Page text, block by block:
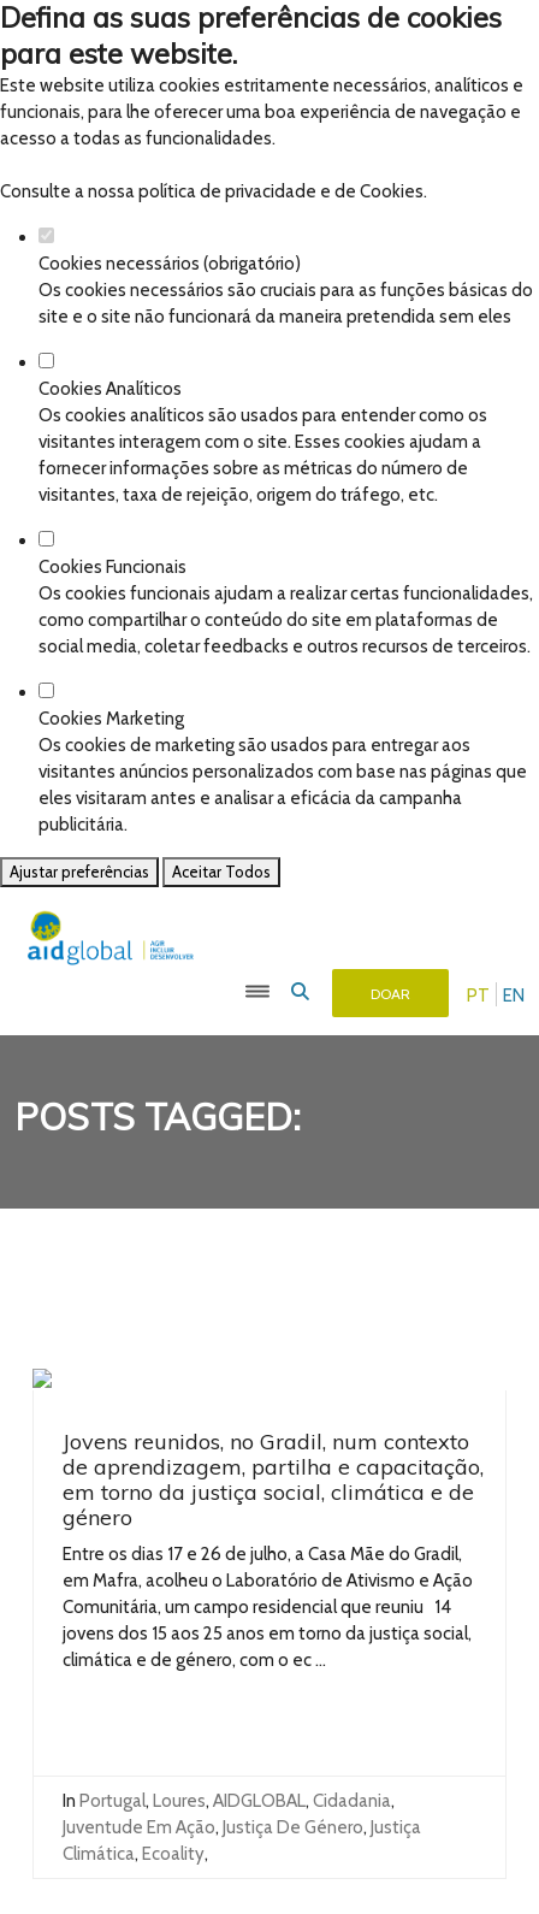
Defina as suas preferências de cookies
para este website.
Este website utiliza cookies estritamente necessários, analíticos e
funcionais, para lhe oferecer uma boa experiência de navegação e
acesso a todas as funcionalidades.
Consulte a nossapolítica de privacidade e de Cookies.
Cookies necessários (obrigatório)
Os cookies necessários são cruciais para as funções básicas do
site e o site não funcionará da maneira pretendida sem eles
Cookies Analíticos
Os cookies analíticos são usados para entender como os
visitantes interagem com o site. Esses cookies ajudam a
fornecer informações sobre as métricas do número de
visitantes, taxa de rejeição, origem do tráfego, etc.
Cookies Funcionais
Os cookies funcionais ajudam a realizar certas funcionalidades,
como compartilhar o conteúdo do site em plataformas de
social media, coletar feedbacks e outros recursos de terceiros.
Cookies Marketing
Os cookies de marketing são usados para entregar aos
visitantes anúncios personalizados com base nas páginas que
eles visitaram antes e analisar a eficácia da campanha
publicitária.
Ajustar preferências Aceitar Todos
PT EN
DOAR
POSTS TAGGED:
Jovens reunidos, no Gradil, num contexto
de aprendizagem, partilha e capacitação,
em torno da justiça social, climática e de
género
Entre os dias 17 e 26 de julho, a Casa Mãe do Gradil,
em Mafra, acolheu o Laboratório de Ativismo e Ação
Comunitária, um campo residencial que reuniu 14
jovens dos 15 aos 25 anos em torno da justiça social,
climática e de género, com o ec ...
In Portugal, Loures, AIDGLOBAL, Cidadania,
Juventude Em Ação, Justiça De Género, Justiça
Climática, Ecoality,